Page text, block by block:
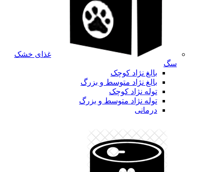
غذای خشک
سگ
بالغ نژاد کوچک
بالغ نژاد متوسط و بزرگ
توله نژاد کوچک
توله نژاد متوسط و بزرگ
درمانی